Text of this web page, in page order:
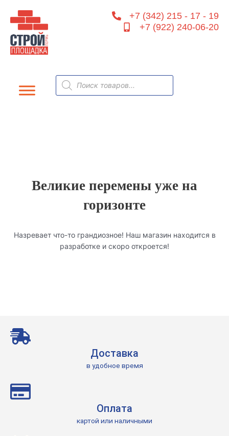
содержимому
+7 (342) 215 - 17 - 19
+7 (922) 240-06-20
Поиск
товаров
Великие перемены уже на
горизонте
Назревает что-то грандиозное! Наш магазин находится в
разработке и скоро откроется!
Доставка
в удобное время
Оплата
картой или наличными